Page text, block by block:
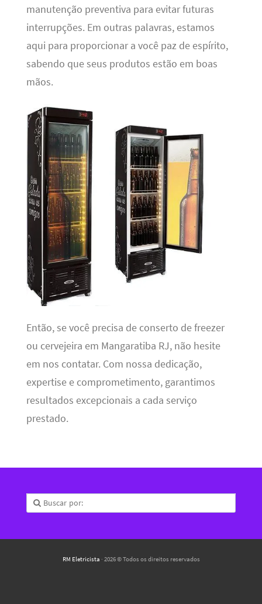
manutenção preventiva para evitar futuras
interrupções. Em outras palavras, estamos
aqui para proporcionar a você paz de espírito,
sabendo que seus produtos estão em boas
mãos.
Então, se você precisa de conserto de freezer
ou cervejeira em Mangaratiba RJ, não hesite
em nos contatar. Com nossa dedicação,
expertise e comprometimento, garantimos
resultados excepcionais a cada serviço
prestado.
RM Eletricista · 2026 © Todos os direitos reservados